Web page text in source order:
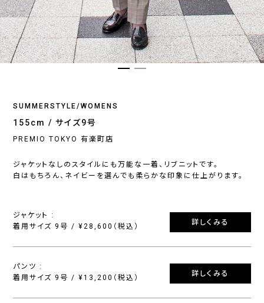
SUMMERSTYLE/WOMENS
155cm / サイズ9号
PREMIO TOKYO 有楽町店
ジャケットなしのスタイルにも万能な一着、リブニットです。
白はもちろん、ネイビーを選んでも柔らかな印象に仕上がります。
ジャケット :
着用サイズ 9号 / ¥28,600（税込）
詳しくみる
パンツ :
着用サイズ 9号 / ¥13,200（税込）
詳しくみる